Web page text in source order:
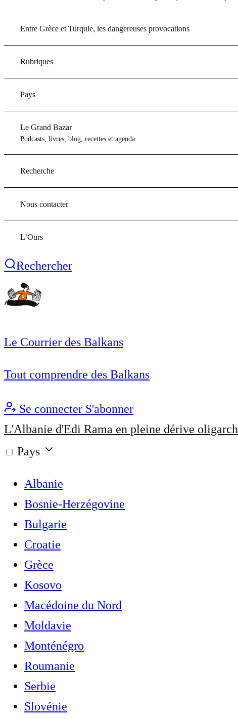
Entre Grèce et Turquie, les dangereuses provocations
Rubriques
Pays
Le Grand Bazar
Podcasts, livres, blog, recettes et agenda
Recherche
Nous contacter
L’Ours
Rechercher
Le Courrier des Balkans
Tout comprendre des Balkans
Se connecter S'abonner
L'Albanie d'Edi Rama en pleine dérive
Pays
Albanie
Bosnie-Herzégovine
Bulgarie
Croatie
Grèce
Kosovo
Macédoine du Nord
Moldavie
Monténégro
Roumanie
Serbie
Slovénie